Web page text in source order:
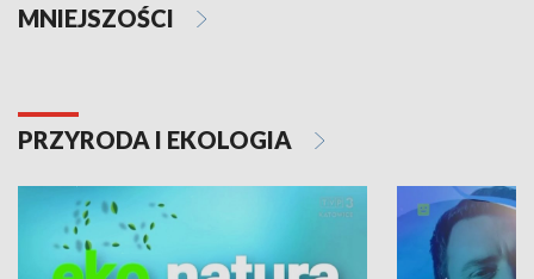
MNIEJSZOŚCI
PRZYRODA I EKOLOGIA